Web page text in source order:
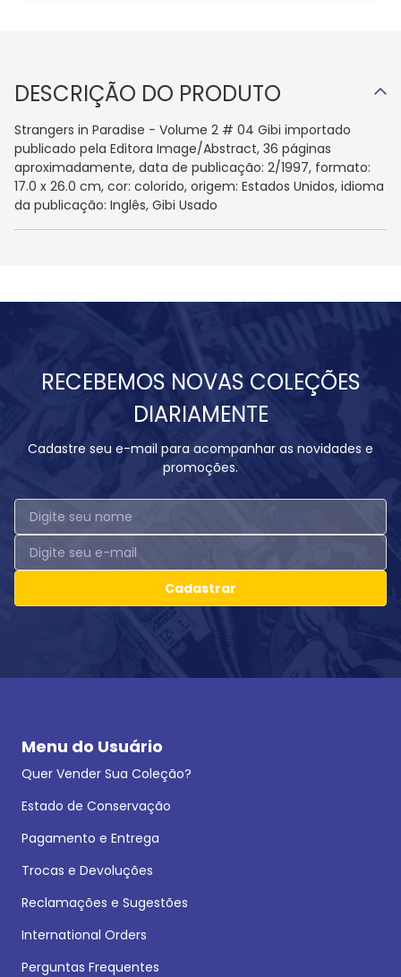
DESCRIÇÃO DO PRODUTO
Strangers in Paradise - Volume 2 # 04 Gibi importado
publicado pela Editora Image/Abstract, 36 páginas
aproximadamente, data de publicação: 2/1997, formato:
17.0 x 26.0 cm, cor: colorido, origem: Estados Unidos, idioma
da publicação: Inglês, Gibi Usado
RECEBEMOS NOVAS COLEÇÕES
DIARIAMENTE
Cadastre seu e-mail para acompanhar as novidades e
promoções.
Cadastrar
Menu do Usuário
Quer Vender Sua Coleção?
Estado de Conservação
Pagamento e Entrega
Trocas e Devoluções
Reclamações e Sugestões
International Orders
Perguntas Frequentes